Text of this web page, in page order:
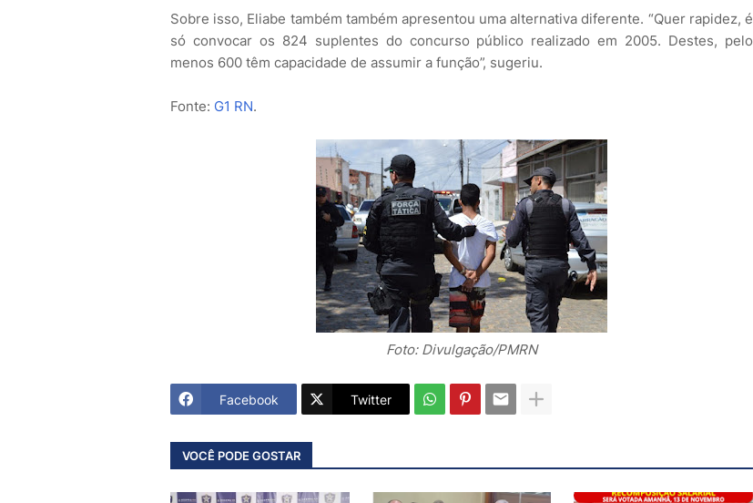
Sobre isso, Eliabe também também apresentou uma alternativa diferente. “Quer rapidez, é
só convocar os 824 suplentes do concurso público realizado em 2005. Destes, pelo
menos 600 têm capacidade de assumir a função”, sugeriu.
Fonte: G1 RN.
Foto: Divulgação/PMRN
Facebook Twitter
VOCÊ PODE GOSTAR